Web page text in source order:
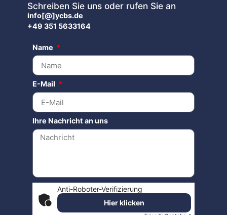
Schreiben Sie uns oder rufen Sie an
info[@]ycbs.de
+49 351 5633164
Name
E-Mail
Ihre Nachricht an uns
Anti-Roboter-Verifizierung
Hier klicken